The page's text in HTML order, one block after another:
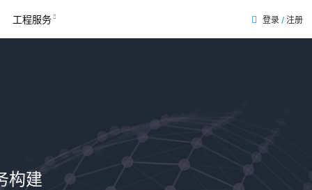
工程服务 登录 / 注册
构建